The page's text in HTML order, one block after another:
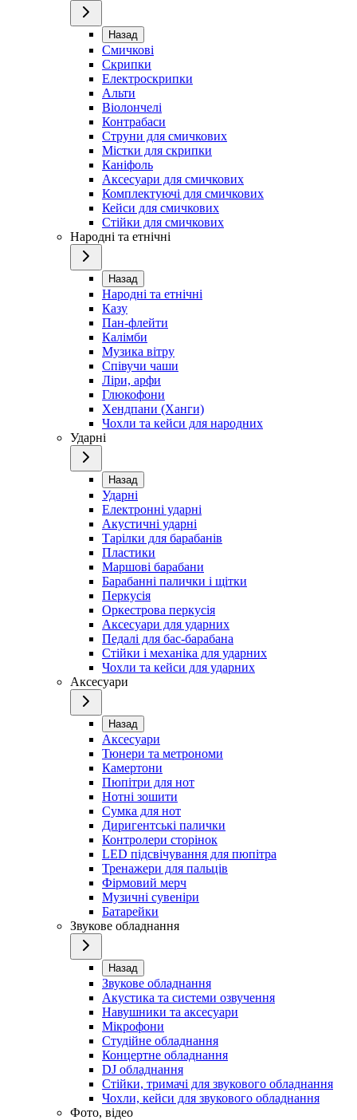
Назад
Смичкові
Скрипки
Електроскрипки
Альти
Віолончелі
Контрабаси
Струни для смичкових
Містки для скрипки
Каніфоль
Аксесуари для смичкових
Комплектуючі для смичкових
Кейси для смичкових
Стійки для смичкових
Народні та етнічні
Назад
Народні та етнічні
Казу
Пан-флейти
Калімби
Музика вітру
Співучи чаши
Ліри, арфи
Глюкофони
Хендпани (Ханги)
Чохли та кейси для народних
Ударні
Назад
Ударні
Електронні ударні
Акустичні ударні
Тарілки для барабанів
Пластики
Маршові барабани
Барабанні палички і щітки
Перкусія
Оркестрова перкусія
Аксесуари для ударних
Педалі для бас-барабана
Стійки і механіка для ударних
Чохли та кейси для ударних
Аксесуари
Назад
Аксесуари
Тюнери та метрономи
Камертони
Пюпітри для нот
Нотні зошити
Сумка для нот
Диригентські палички
Контролери сторінок
LED підсвічування для пюпітра
Тренажери для пальців
Фірмовий мерч
Музичні сувеніри
Батарейки
Звукове обладнання
Назад
Звукове обладнання
Акустика та системи озвучення
Навушники та аксесуари
Мікрофони
Студійне обладнання
Концертне обладнання
DJ обладнання
Стійки, тримачі для звукового обладнання
Чохли, кейси для звукового обладнання
Фото, відео